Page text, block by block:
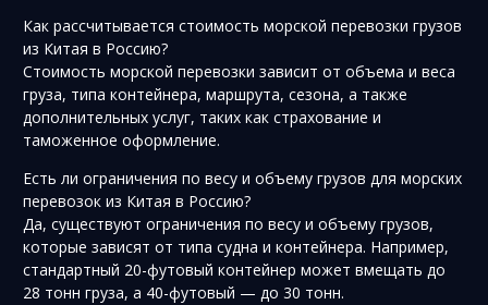
Как рассчитывается стоимость морской перевозки грузов
из Китая в Россию?
Стоимость морской перевозки зависит от объема и веса
груза, типа контейнера, маршрута, сезона, а также
дополнительных услуг, таких как страхование и
таможенное оформление.
Есть ли ограничения по весу и объему грузов для морских
перевозок из Китая в Россию?
Да, существуют ограничения по весу и объему грузов,
которые зависят от типа судна и контейнера. Например,
стандартный 20-футовый контейнер может вмещать до
28 тонн груза, а 40-футовый — до 30 тонн.